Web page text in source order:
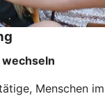
wechseln
Menschen im